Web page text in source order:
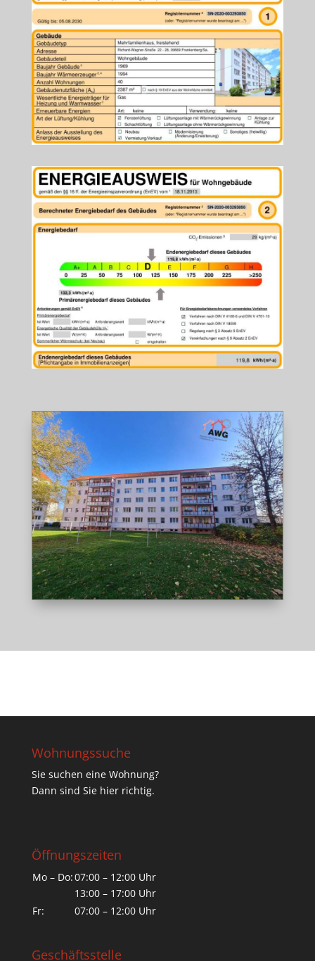
Wohnungssuche
Sie suchen eine Wohnung?
Dann sind Sie hier richtig.
Öffnungszeiten
Mo – Do:07:00 – 12:00 Uhr
13:00 – 17:00 Uhr
Fr:
07:00 – 12:00 Uhr
Geschäftsstelle